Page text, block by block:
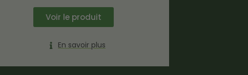
Voir le produit
En savoir plus